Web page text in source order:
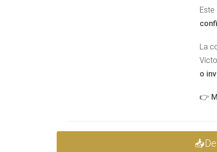
compradores visiten tu hogar puede resultar
permite que los visitantes se sientan
utilice su red de contactos para difundir la
Este
La
o
👉